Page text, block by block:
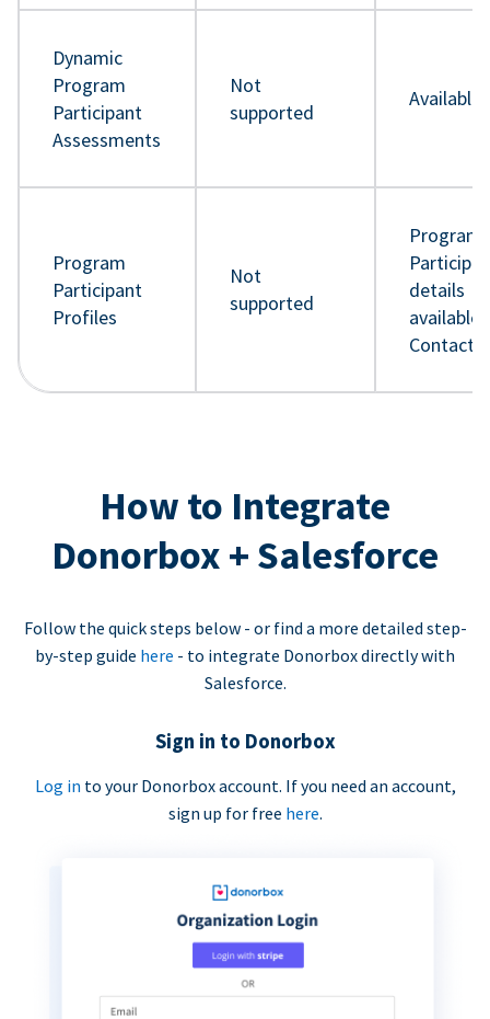
Dynamic
Program
Participant
Assessments
Not
supported
Available
Program
Participant
Profiles
Not
supported
Program
details
available
Contact
How to Integrate
Donorbox + Salesforce
Follow the quick steps below - or find a more detailed step-
by-step guide here - to integrate Donorbox directly with
Salesforce.
Sign in to Donorbox
Log in to your Donorbox account. If you need an account,
sign up for free here.